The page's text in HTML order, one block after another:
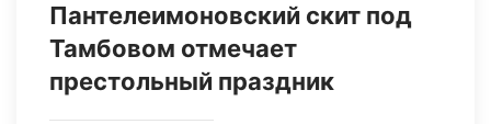
Пантелеимоновский скит под
Тамбовом отмечает
престольный праздник